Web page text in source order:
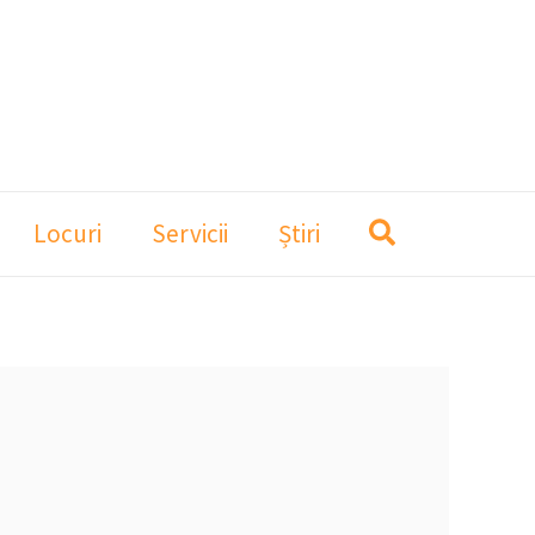
Locuri Servicii Știri